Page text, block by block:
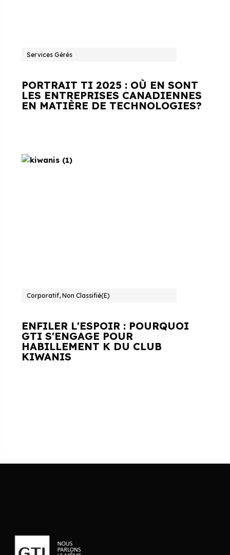
Services Gérés
PORTRAIT TI 2025 : OÙ EN SONT
LES ENTREPRISES CANADIENNES
EN MATIÈRE DE TECHNOLOGIES?
Corporatif, Non Classifié(e)
ENFILER L'ESPOIR : POURQUOI
GTI S'ENGAGE POUR
HABILLEMENT K DU CLUB
KIWANIS